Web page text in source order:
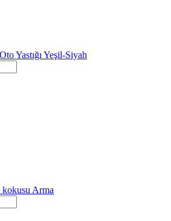
Yastığı Yeşil-Siyah
kokusu Arma